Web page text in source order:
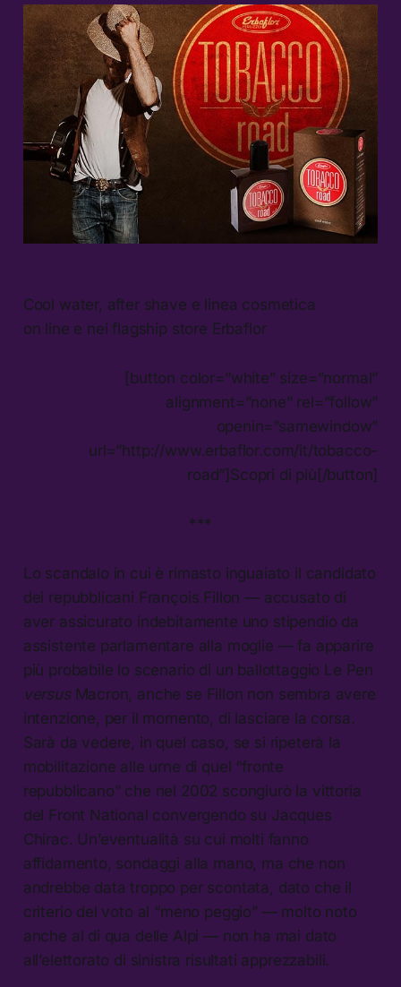
Cool water, after shave e linea cosmetica
on line e nei flagship store Erbaflor
[button color=”white” size=”normal”
alignment=”none” rel=”follow”
openin=”samewindow”
url=”http://www.erbaflor.com/it/tobacco-
road”]Scopri di più[/button]
***
Lo scandalo in cui è rimasto inguaiato il candidato
dei repubblicani François Fillon — accusato di
aver assicurato indebitamente uno stipendio da
assistente parlamentare alla moglie — fa apparire
più probabile lo scenario di un ballottaggio Le Pen
versusMacron, anche se Fillon non sembra avere
intenzione, per il momento, di lasciare la corsa.
Sarà da vedere, in quel caso, se si ripeterà la
mobilitazione alle urne di quel “fronte
repubblicano” che nel 2002 scongiurò la vittoria
del Front National convergendo su Jacques
Chirac. Un’eventualità su cui molti fanno
affidamento, sondaggi alla mano, ma che non
andrebbe data troppo per scontata, dato che il
criterio del voto al “meno peggio” — molto noto
anche al di qua delle Alpi — non ha mai dato
all’elettorato di sinistra risultati apprezzabili.